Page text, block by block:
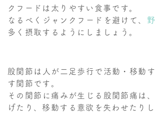
クフードは太りやすい食事です。
なるべくジャンクフードを避けて、
多く摂取するようにしましょう。
股関節は人が二足歩行で活動・移動
す関節です。
その関節に痛みが生じる股関節痛は
げたり、移動する意欲を失わせたりし